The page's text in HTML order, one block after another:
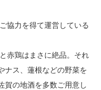
協力を得て運営している
赤鶏はまさに絶品。それ
ナス、蓮根などの野菜を
賀の地酒を多数ご用意し